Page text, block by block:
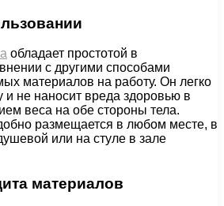
обладает простотой в
с другими способами
материалов на работу. Он легко
и не наносит вреда здоровью в
веса на обе стороны тела.
размещается в любом месте, в
или на стуле в зале
материалов